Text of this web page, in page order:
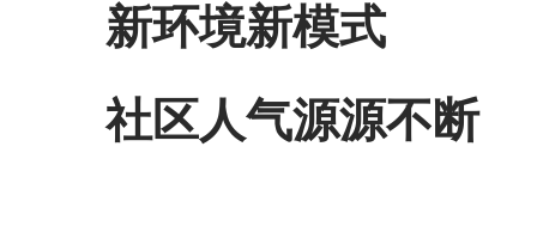
新环境新模式
社区人气源源不断